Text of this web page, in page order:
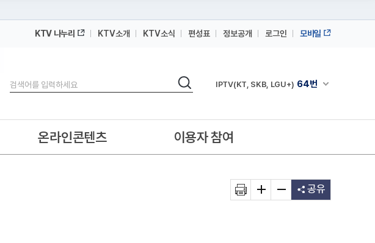
KTV 나누리 KTV소개 KTV소식 편성표 정보공개 로그인 모바일
검색
검색 채널안내 펼쳐
IPTV(KT, SKB, LGU+) 64번
IPTV(KT, SKB, LGU+)
온라인콘텐츠 이용자 참여
공유